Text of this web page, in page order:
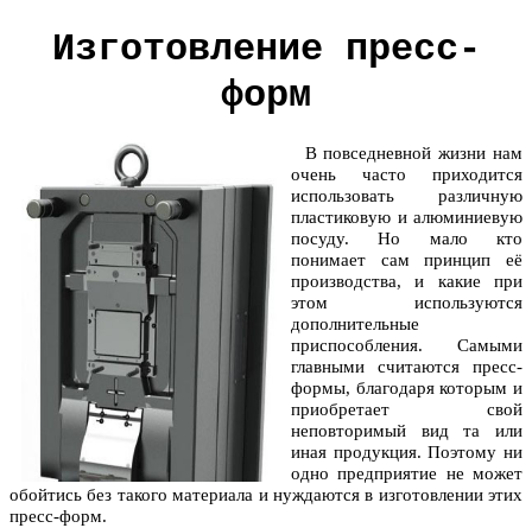
Изготовление пресс-
форм
В повседневной жизни нам
очень часто приходится
использовать различную
пластиковую и алюминиевую
посуду. Но мало кто
понимает сам принцип её
производства, и какие при
этом используются
дополнительные
приспособления. Самыми
главными считаются пресс-
формы, благодаря которым и
приобретает свой
неповторимый вид та или
иная продукция. Поэтому ни
одно предприятие не может
обойтись без такого материала и нуждаются в изготовлении этих
пресс-форм.